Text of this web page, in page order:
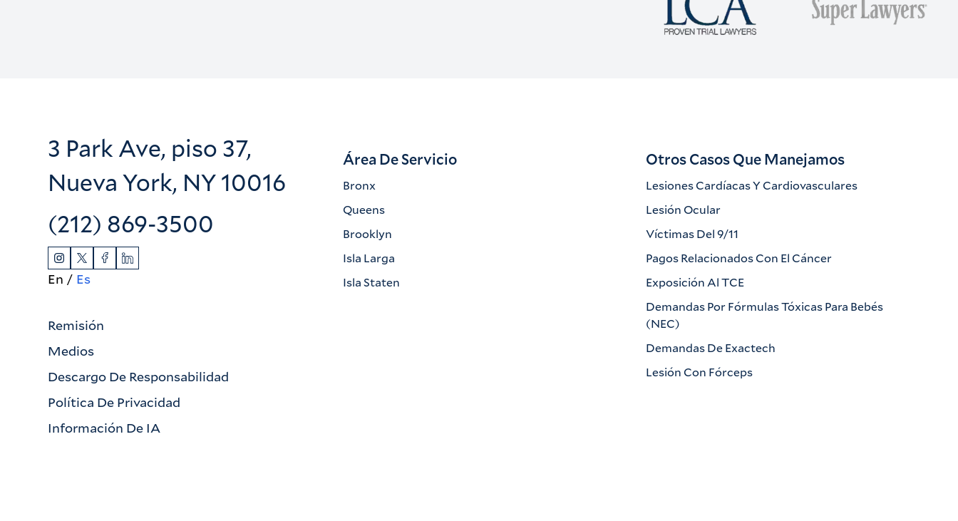
3 Park Ave, piso 37,
Nueva York, NY 10016
(212) 869-3500
En Es
Remisión
Medios
Descargo De Responsabilidad
Política De Privacidad
Información De IA
Área De Servicio
Bronx
Queens
Brooklyn
Isla Larga
Isla Staten
Otros Casos Que Manejamos
Lesiones Cardíacas Y Cardiovasculares
Lesión Ocular
Víctimas Del 9/11
Pagos Relacionados Con El Cáncer
Exposición Al TCE
Demandas Por Fórmulas Tóxicas Para Bebés
(NEC)
Demandas De Exactech
Lesión Con Fórceps